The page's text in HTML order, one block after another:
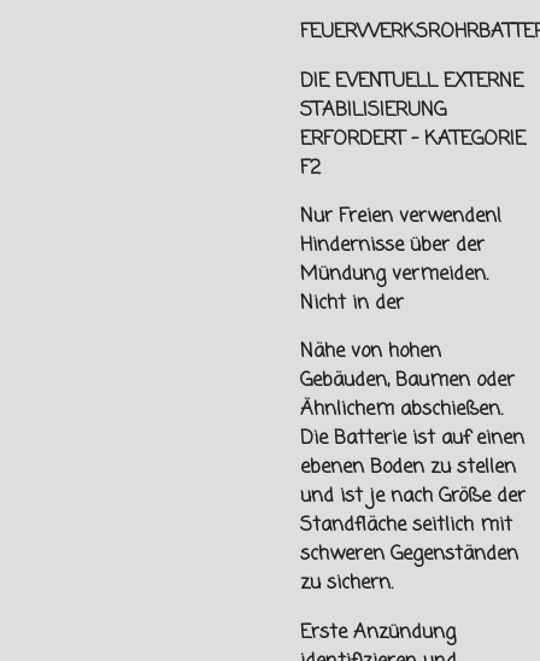
DIE EVENTUELL EXTERNE
STABILISIERUNG
ERFORDERT - KATEGORIE
F2
Nur Freien verwenden!
Hindernisse über der
Mündung vermeiden.
Nicht in der
Nähe von hohen
Gebäuden, Baumen oder
Ähnlichem abschießen.
Die Batterie ist auf einen
ebenen Boden zu stellen
und ist je nach Größe der
Standfläche seitlich mit
schweren Gegenständen
zu sichern.
Erste Anzündung